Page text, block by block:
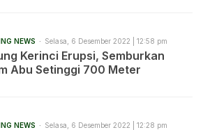
NEWS Selasa, 6 Desember 2022 | 12:58 pm
Kerinci Erupsi, Semburkan
Abu Setinggi 700 Meter
NEWS Selasa, 6 Desember 2022 | 12:28 pm